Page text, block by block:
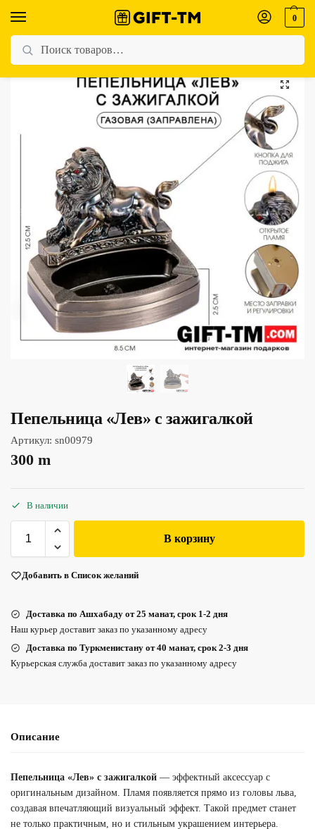
0
Главная Магазин / Для мужчин
Пепельница «Лев» с зажигалкой
Артикул: sn00979
300 m
В наличии
В корзину
Добавить в Список желаний
Доставка по Ашхабаду от 25 манат, срок 1-2 дня
Наш курьер доставит заказ по указанному адресу
Доставка по Туркменистану от 40 манат, срок 2-3 дня
Курьерская служба доставит заказ по указанному адресу
Описание
Пепельница «Лев» с зажигалкой — эффектный аксессуар с
оригинальным дизайном. Пламя появляется прямо из головы льва,
создавая впечатляющий визуальный эффект. Такой предмет станет
не только практичным, но и стильным украшением интерьера.